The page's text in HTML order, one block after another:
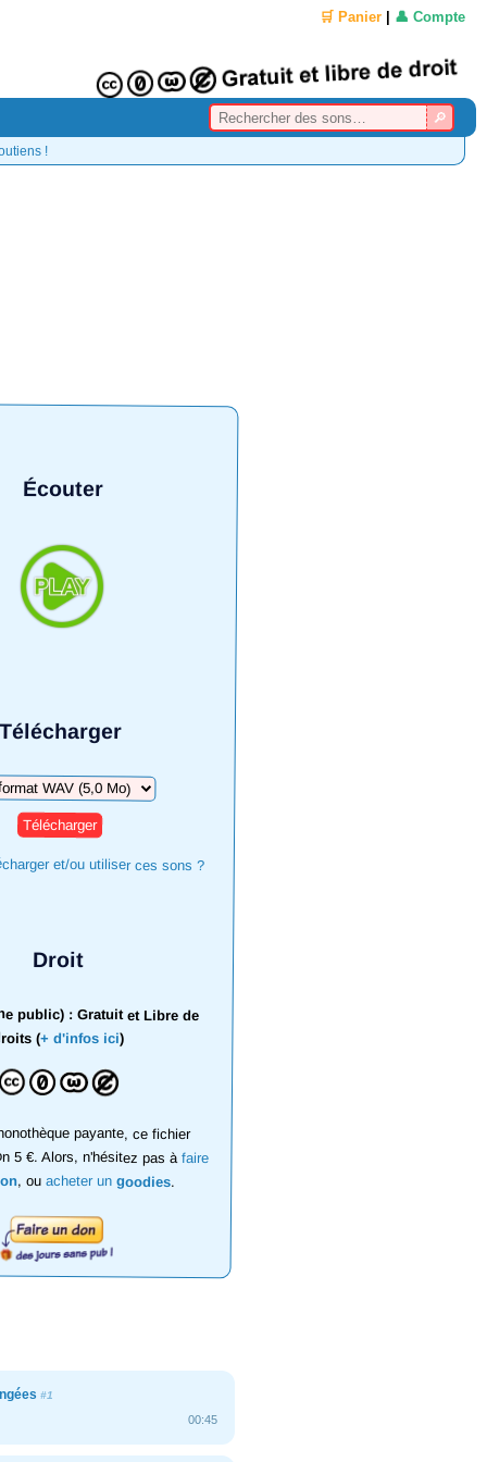
🛒 Panier 👤 Compte
!
Écouter
Télécharger
et/ou utiliser ces sons ?
Droit
public) : Gratuit et Libre de
(+ d'infos ici)
payante, ce fichier
5 €. Alors, n'hésitez pas àfaire
, ouacheter ungoodies.
#1
00:45